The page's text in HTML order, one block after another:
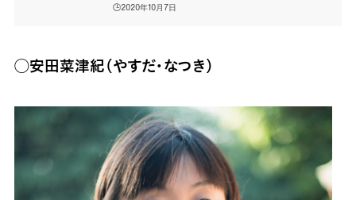
🕒️2020年10月7日
◯安田菜津紀（やすだ・なつき）